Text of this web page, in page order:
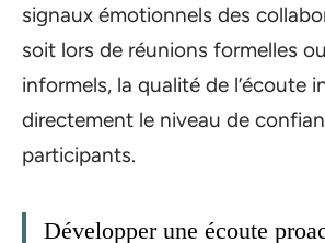
signaux émotionnels des
soit lors de réunions formelles
informels, la qualité de l’écoute
directement le niveau de
participants.
Développer une écoute